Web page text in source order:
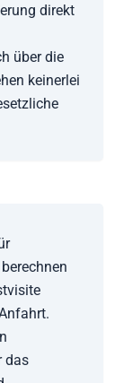
direkt
über die
keinerlei
das